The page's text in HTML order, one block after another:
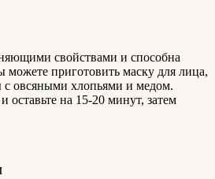
свойствами и способна
можете приготовить маску для лица,
овсяными хлопьями и медом.
оставьте на 15-20 минут, затем